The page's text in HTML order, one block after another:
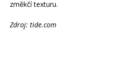
změkčí texturu.
Zdroj: tide.com